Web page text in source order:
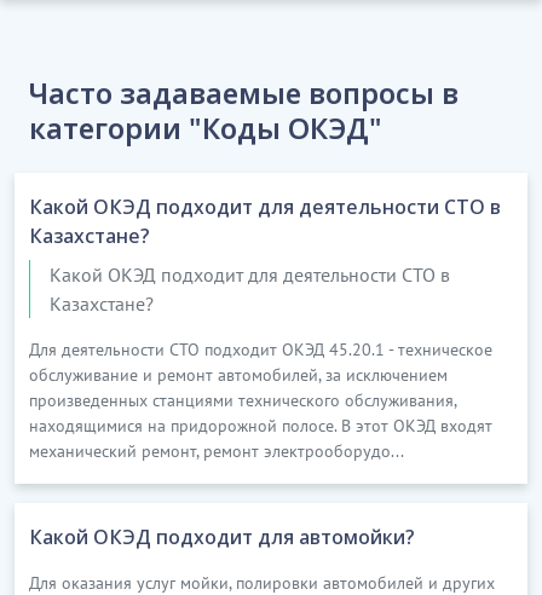
сирек, сирек кездесетін жер металдарын және
жартылай өткізгіш материалдарды, соның
көмірден күл және қож өндіру кіреді
Часто задаваемые вопросы в
категории "Коды ОКЭД"
Какой ОКЭД подходит для деятельности СТО в
Казахстане?
Какой ОКЭД подходит для деятельности СТО в
Казахстане?
Для деятельности СТО подходит ОКЭД 45.20.1 - техническое
обслуживание и ремонт автомобилей, за исключением
произведенных станциями технического обслуживания,
находящимися на придорожной полосе. В этот ОКЭД входят
механический ремонт, ремонт электрооборудо...
Какой ОКЭД подходит для автомойки?
Для оказания услуг мойки, полировки автомобилей и других